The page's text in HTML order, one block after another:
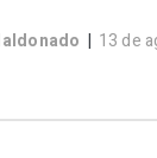
| 13 de